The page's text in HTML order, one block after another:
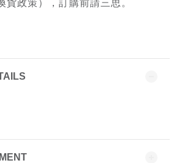
貨政策），訂購前請三思。